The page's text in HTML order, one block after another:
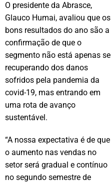
O presidente da Abrasce,
Glauco Humai, avaliou que os
bons resultados do ano são a
confirmação de que o
segmento não está apenas se
recuperando dos danos
sofridos pela pandemia da
covid-19, mas entrando em
uma rota de avanço
sustentável.
“A nossa expectativa é de que
o aumento nas vendas no
setor será gradual e contínuo
no segundo semestre de